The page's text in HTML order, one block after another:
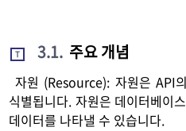
T 3.1. 주요 개념
자원 (Resource): 자원은 API
식별됩니다. 자원은 데이터베이
데이터를 나타낼 수 있습니다.